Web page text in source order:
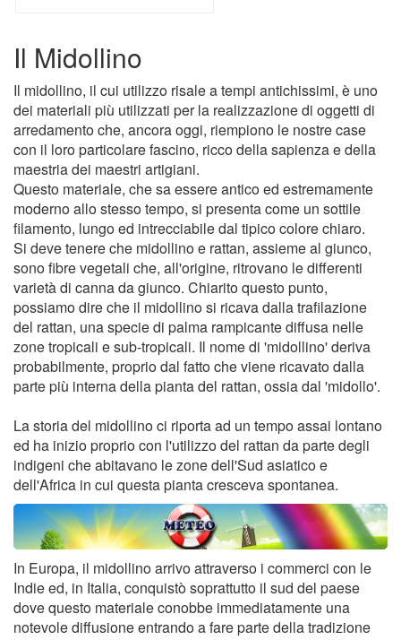
Il Midollino
Il midollino, il cui utilizzo risale a tempi antichissimi, è uno
dei materiali più utilizzati per la realizzazione di oggetti di
arredamento che, ancora oggi, riempiono le nostre case
con il loro particolare fascino, ricco della sapienza e della
maestria dei maestri artigiani.
Questo materiale, che sa essere antico ed estremamente
moderno allo stesso tempo, si presenta come un sottile
filamento, lungo ed intrecciabile dal tipico colore chiaro.
Si deve tenere che midollino e rattan, assieme al giunco,
sono fibre vegetali che, all'origine, ritrovano le differenti
varietà di canna da giunco. Chiarito questo punto,
possiamo dire che il midollino si ricava dalla trafilazione
del rattan, una specie di palma rampicante diffusa nelle
zone tropicali e sub-tropicali. Il nome di 'midollino' deriva
probabilmente, proprio dal fatto che viene ricavato dalla
parte più interna della pianta del rattan, ossia dal 'midollo'.
La storia del midollino ci riporta ad un tempo assai lontano
ed ha inizio proprio con l'utilizzo del rattan da parte degli
indigeni che abitavano le zone dell'Sud asiatico e
dell'Africa in cui questa pianta cresceva spontanea.
In Europa, il midollino arrivo attraverso i commerci con le
Indie ed, in Italia, conquistò soprattutto il sud del paese
dove questo materiale conobbe immediatamente una
notevole diffusione entrando a fare parte della tradizione